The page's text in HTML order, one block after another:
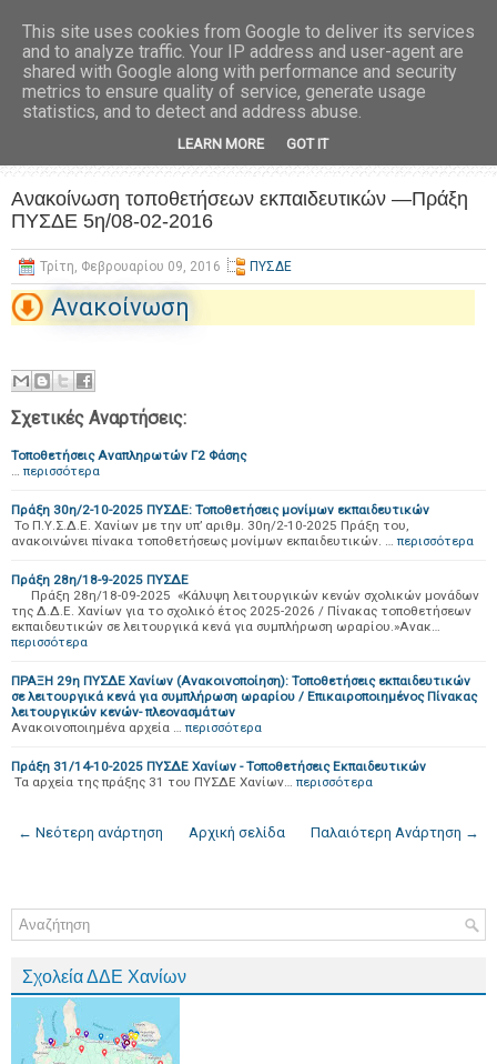
Ανακοίνωση τοποθετήσεων εκπαιδευτικών —Πράξη
ΠΥΣΔΕ 5η/08-02-2016
Τρίτη, Φεβρουαρίου 09, 2016 ΠΥΣΔΕ
Ανακοίνωση
Σχετικές Αναρτήσεις:
Τοποθετήσεις Αναπληρωτών Γ2 Φάσης
… περισσότερα
Πράξη 30η/2-10-2025 ΠΥΣΔΕ: Τοποθετήσεις μονίμων εκπαιδευτικών
Το Π.Υ.Σ.Δ.Ε. Χανίων με την υπ’ αριθμ. 30η/2-10-2025 Πράξη του,
ανακοινώνει πίνακα τοποθετήσεως μονίμων εκπαιδευτικών. … περισσότερα
Πράξη 28η/18-9-2025 ΠΥΣΔΕ
Πράξη 28η/18-09-2025 «Κάλυψη λειτουργικών κενών σχολικών μονάδων
της Δ.Δ.Ε. Χανίων για το σχολικό έτος 2025-2026 / Πίνακας τοποθετήσεων
εκπαιδευτικών σε λειτουργικά κενά για συμπλήρωση ωραρίου.»Ανακ…
περισσότερα
ΠΡΑΞΗ 29η ΠΥΣΔΕ Χανίων (Ανακοινοποίηση): Τοποθετήσεις εκπαιδευτικών
σε λειτουργικά κενά για συμπλήρωση ωραρίου / Επικαιροποιημένος Πίνακας
λειτουργικών κενών- πλεονασμάτων
Aνακοινοποιημένα αρχεία … περισσότερα
Πράξη 31/14-10-2025 ΠΥΣΔΕ Χανίων - Τοποθετήσεις Εκπαιδευτικών
Τα αρχεία της πράξης 31 του ΠΥΣΔΕ Χανίων… περισσότερα
← Νεότερη ανάρτηση Παλαιότερη Ανάρτηση →
Αρχική σελίδα
Σχολεία ΔΔΕ Χανίων
This site uses cookies from Google to deliver its services
and to analyze traffic. Your IP address and user-agent are
shared with Google along with performance and security
metrics to ensure quality of service, generate usage
statistics, and to detect and address abuse.
LEARN MORE GOT IT